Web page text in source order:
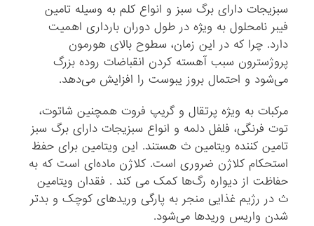
سبزیجات دارای برگ سبز و انواع کلم به وسیله تامین
فیبر نامحلول به ویژه در طول دوران بارداری اهمیت
دارد. چرا که در این زمان، سطوح بالای هورمون
پروژسترون سبب آهسته کردن انقباضات روده بزرگ
می‌شود و احتمال بروز یبوست را افزایش می‌دهد.
مرکبات به ویژه پرتقال و گریپ فروت همچنین شاتوت،
توت فرنگی، فلفل دلمه و انواع سبزیجات دارای برگ سبز
تامین کننده ویتامین ث هستند. این ویتامین برای حفظ
استحکام کلاژن ضروری است. کلاژن ماده‌ای است که به
حفاظت از دیواره رگ‌ها کمک می کند . فقدان ویتامین
ث در رژیم غذایی منجر به پارگی وریدهای کوچک و بدتر
شدن واریس وریدها می‌شود.